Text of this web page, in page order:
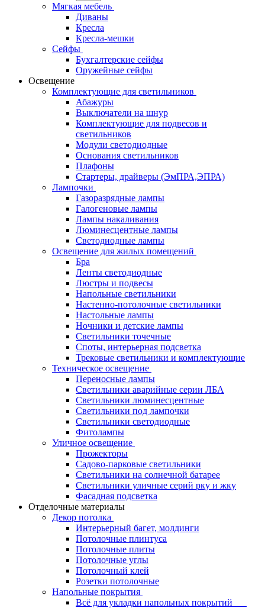
Мягкая мебель
Диваны
Кресла
Кресла-мешки
Сейфы
Бухгалтерские сейфы
Оружейные сейфы
Освещение
Комплектующие для светильников
Абажуры
Выключатели на шнур
Комплектующие для подвесов и
светильников
Модули светодиодные
Основания светильников
Плафоны
Стартеры, драйверы (ЭмПРА,ЭПРА)
Лампочки
Газоразрядные лампы
Галогеновые лампы
Лампы накаливания
Люминесцентные лампы
Светодиодные лампы
Освещение для жилых помещений
Бра
Ленты светодиодные
Люстры и подвесы
Напольные светильники
Настенно-потолочные светильники
Настольные лампы
Ночники и детские лампы
Светильники точечные
Споты, интерьерная подсветка
Трековые светильники и комплектующие
Техническое освещение
Переносные лампы
Светильники аварийные серии ЛБА
Светильники люминесцентные
Светильники под лампочки
Светильники светодиодные
Фитолампы
Уличное освещение
Прожекторы
Садово-парковые светильники
Светильники на солнечной батарее
Светильники уличные серий рку и жку
Фасадная подсветка
Отделочные материалы
Декор потолка
Интерьерный багет, молдинги
Потолочные плинтуса
Потолочные плиты
Потолочные углы
Потолочный клей
Розетки потолочные
Напольные покрытия
Всё для укладки напольных покрытий